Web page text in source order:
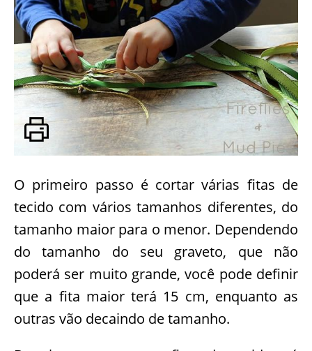
O primeiro passo é cortar várias fitas de
tecido com vários tamanhos diferentes, do
tamanho maior para o menor. Dependendo
do tamanho do seu graveto, que não
poderá ser muito grande, você pode definir
que a fita maior terá 15 cm, enquanto as
outras vão decaindo de tamanho.